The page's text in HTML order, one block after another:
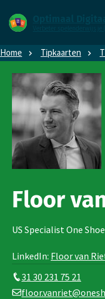
naar
de
homepage
Home Tipkaarten
Floor
US Specialist One Shoe
LinkedIn: Floor van
31 30 231 75 21